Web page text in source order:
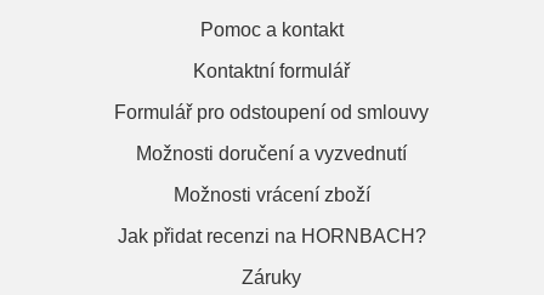
Pomoc a kontakt
Kontaktní formulář
Formulář pro odstoupení od smlouvy
Možnosti doručení a vyzvednutí
Možnosti vrácení zboží
Jak přidat recenzi na HORNBACH?
Záruky